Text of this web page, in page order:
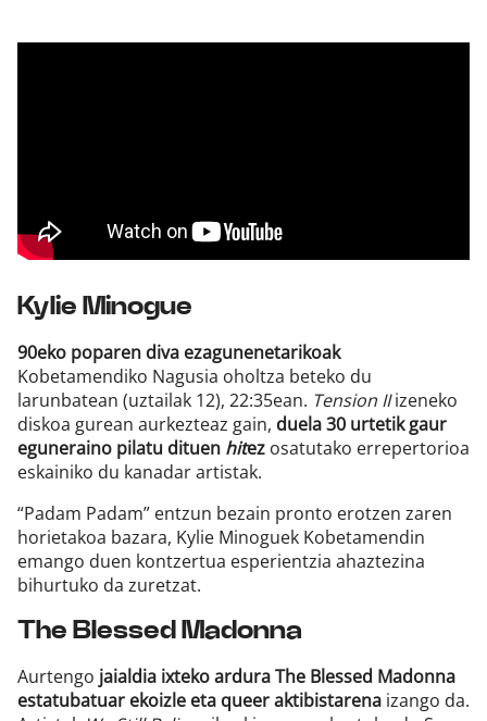
Kylie Minogue
90eko poparen diva ezagunenetarikoak
Kobetamendiko Nagusia oholtza beteko du
larunbatean (uztailak 12), 22:35ean. Tension IIizeneko
diskoa gurean aurkezteaz gain, duela 30 urtetik gaur
eguneraino pilatu dituen hitez osatutako errepertorioa
eskainiko du kanadar artistak.
“Padam Padam” entzun bezain pronto erotzen zaren
horietakoa bazara, Kylie Minoguek Kobetamendin
emango duen kontzertua esperientzia ahaztezina
bihurtuko da zuretzat.
The Blessed Madonna
Aurtengo jaialdia ixteko ardura The Blessed Madonna
estatubatuar ekoizle eta queer aktibistarena izango da.